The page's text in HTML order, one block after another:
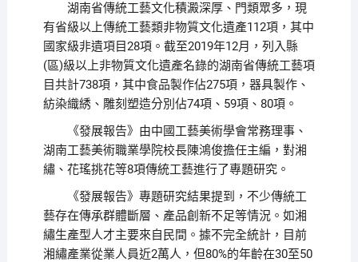
湖南省傳統工藝文化積澱深厚、門類眾多，現
有省級以上傳統工藝類非物質文化遺產112項，其中
國家級非遺項目28項。截至2019年12月，列入縣
(區)級以上非物質文化遺產名錄的湖南省傳統工藝項
目共計738項，其中食品製作佔275項，器具製作、
紡染織綉、雕刻塑造分別佔74項、59項、80項。
《發展報告》由中國工藝美術學會常務理事、
湖南工藝美術職業學院校長陳鴻俊擔任主編，對湘
繡、花瑤挑花等8項傳統工藝進行了專題研究。
《發展報告》專題研究結果提到，不少傳統工
藝存在傳承群體斷層、產品創新不足等情況。如湘
繡生產型人才主要來自民間。據不完全統計，目前
湘繡產業從業人員近2萬人，但80%的年齡在30至50